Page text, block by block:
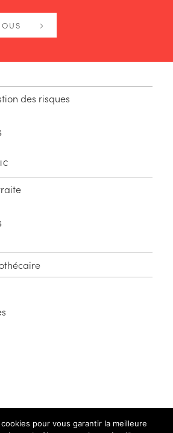
des risques
pour vous garantir la meilleure